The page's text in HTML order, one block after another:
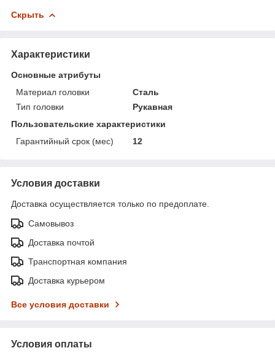
Скрыть
Характеристики
Основные атрибуты
Материал головки
Сталь
Тип головки
Рукавная
Пользовательские характеристики
Гарантийный срок (мес)
12
Условия доставки
Доставка осуществляется только по предоплате.
Самовывоз
Доставка почтой
Транспортная компания
Доставка курьером
Все условия доставки
Условия оплаты